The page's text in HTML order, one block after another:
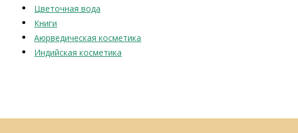
Цветочная вода
Книги
Аюрведическая косметика
Индийская косметика